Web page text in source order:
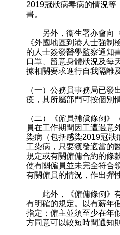
2019冠狀病毒病的情況等
書。
另外，衞生署亦會向《
《外國地區到港人士強
的人士簽發醫學監察通知
口罩、留意身體狀況及每
據相關要求進行自我隔離
（一）公務員事務局已
疫，其所屬部門可按個別
（二）《僱員補償條例
員在工作期間因工遭遇意
染病（包括感染2019冠狀
工染病，只要獲發適當的
規定或有關僱傭合約的條
使有關僱員並未完全符合
有關僱員的情況，作出彈
此外，《僱傭條例》有
有明確的規定。以有薪年
指定；僱主並須至少在年
方同意可以較短時間通知